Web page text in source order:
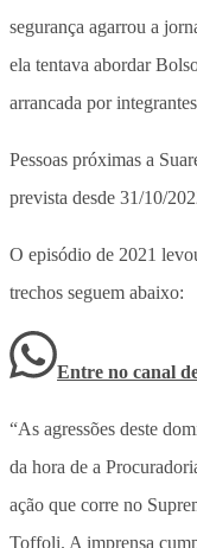
segurança agarrou a
ela tentava abordar
arrancada por
Pessoas próximas a
prevista desde 31/10/
O episódio de 2021
trechos seguem abaixo:
Entre no canal
“As agressões deste
da hora de a
ação que corre no
Toffoli. A imprensa